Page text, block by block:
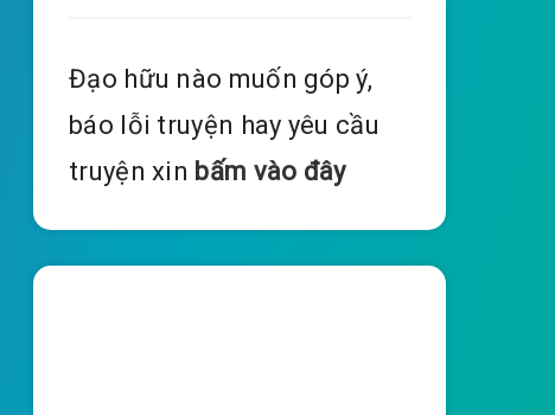
Đạo hữu nào muốn góp ý,
báo lỗi truyện hay yêu cầu
truyện xin bấm vào đây